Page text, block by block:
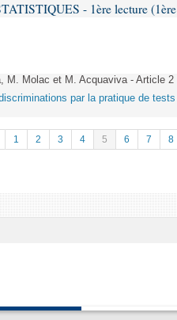
- 1ère lecture (1ère
M. Molac et M. Acquaviva - Article
par la pratique de
1 2 3 4 5 6 7 8